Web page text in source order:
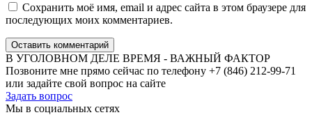
Сохранить моё имя, email и адрес сайта в этом браузере для
последующих моих комментариев.
Оставить комментарий
В УГОЛОВНОМ ДЕЛЕ ВРЕМЯ - ВАЖНЫЙ ФАКТОР
Позвоните мне прямо сейчас по телефону +7 (846) 212-99-71
или задайте свой вопрос на сайте
Задать вопрос
Мы в социальных сетях